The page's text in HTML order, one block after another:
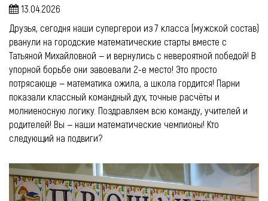
13.04.2026
Друзья, сегодня наши супергерои из 7 класса (мужской состав)
рванули на городские математические старты вместе с
Татьяной Михайловной — и вернулись с невероятной победой! В
упорной борьбе они завоевали 2-е место! Это просто
потрясающе — математика ожила, а школа гордится! Парни
показали классный командный дух, точные расчёты и
молниеносную логику. Поздравляем всю команду, учителей и
родителей! Вы — наши математические чемпионы! Кто
следующий на подвиги?